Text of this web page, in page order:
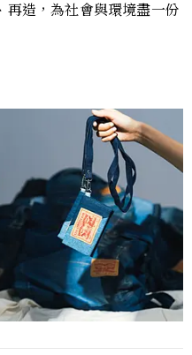
再造，為社會與環境盡一份